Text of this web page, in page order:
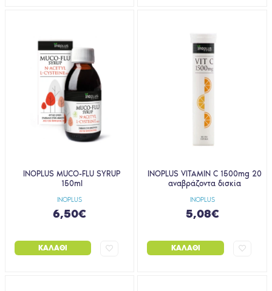
INOPLUS
INOPLUS MUCO-FLU SYRUP
150ml
6,50€
ΚΑΛΆΘΙ
INOPLUS
INOPLUS VITAMIN C 1500mg 20
αναβράζοντα δισκία
5,08€
ΚΑΛΆΘΙ